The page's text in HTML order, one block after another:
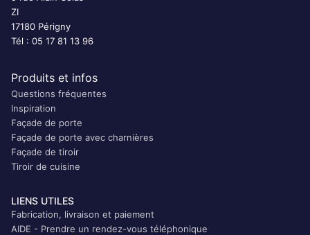
ZI
17180 Périgny
Tél : 05 17 81 13 96
Produits et infos
Questions fréquentes
Inspiration
Façade de porte
Façade de porte avec charnières
Façade de tiroir
Tiroir de cuisine
LIENS UTILES
Fabrication, livraison et paiement
AIDE - Prendre un rendez-vous téléphonique